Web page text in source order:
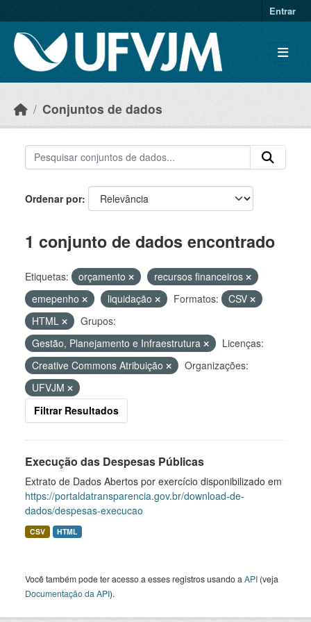
Entrar
Conjuntos de dados
Ordenar por
1 conjunto de dados encontrado
Etiquetas: orçamento
recursos financeiros
emepenho
liquidação Formatos:
CSV
HTML
Grupos:
Gestão, Planejamento e Infraestrutura
Licenças:
Creative Commons Atribuição
Organizações:
UFVJM
Filtrar Resultados
Execução das Despesas Públicas
Extrato de Dados Abertos por exercício disponibilizado em
https://portaldatransparencia.gov.br/download-de-
dados/despesas-execucao
CSV HTML
Você também pode ter acesso a esses registros usando a API (veja
Documentação da API).